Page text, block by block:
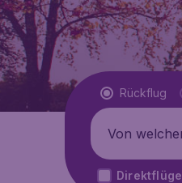
Flugtyp
Rückflug
Abflug von
Direktflüge